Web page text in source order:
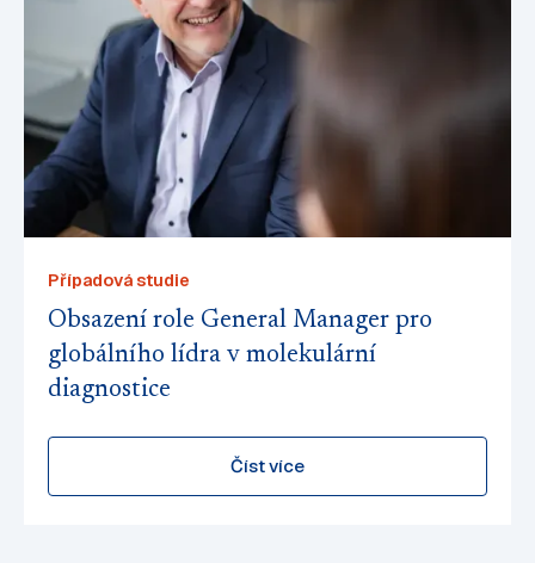
Případová studie
Obsazení role General Manager pro
globálního lídra v molekulární
diagnostice
Číst více